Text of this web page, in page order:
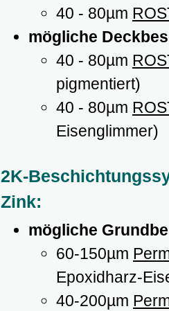
40 - 80µm
mögliche
40 - 80µm
pigmentiert)
40 - 80µm
Eisenglimmer)
2K-
Zink:
mögliche
60-150µm
Epoxidharz-
40-200µm